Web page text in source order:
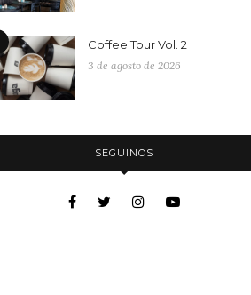
Coffee Tour Vol. 2
3 de agosto de 2026
SEGUINOS